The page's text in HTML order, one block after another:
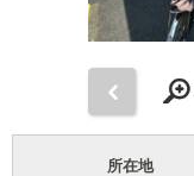
所在地